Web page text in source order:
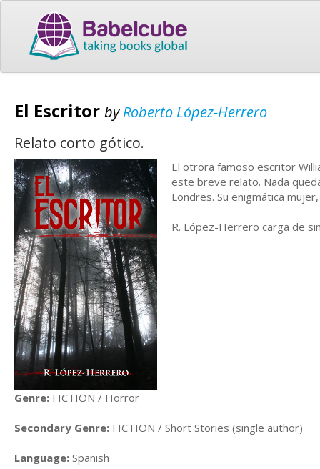
El Escritor byRoberto López-Herrero
Relato corto gótico.
El otrora famoso escritor
este breve relato. Nada
Londres. Su enigmática
R. López-Herrero carga de
Genre: FICTION / Horror
Secondary Genre: FICTION / Short Stories (single author)
Language: Spanish